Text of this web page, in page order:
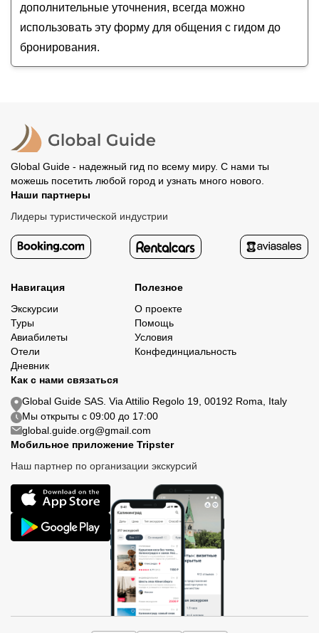
дополнительные уточнения, всегда можно
использовать эту форму для общения с гидом до
бронирования.
Global Guide - надежный гид по всему миру. С нами ты
можешь посетить любой город и узнать много нового.
Наши партнеры
Лидеры туристической индустрии
Навигация
Экскурсии
Туры
Авиабилеты
Отели
Дневник
Полезное
О проекте
Помощь
Условия
Конфединциальность
Как с нами связаться
Global Guide SAS. Via Attilio Regolo 19, 00192 Roma, Italy
Мы открыты с 09:00 до 17:00
global.guide.org@gmail.com
Мобильное приложение Tripster
Наш партнер по организации экскурсий